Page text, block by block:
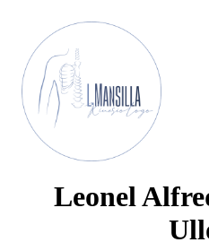
Leonel